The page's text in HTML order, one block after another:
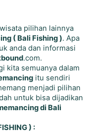
pilihan lainnya
( Bali Fishing ). Apa
anda dan informasi
.com.
kita semuanya dalam
itu sendiri
menjadi pilihan
untuk bisa dijadikan
di Bali
) :